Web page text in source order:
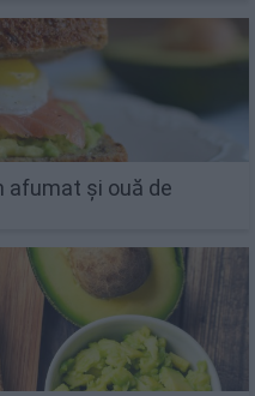
afumat și ouă de